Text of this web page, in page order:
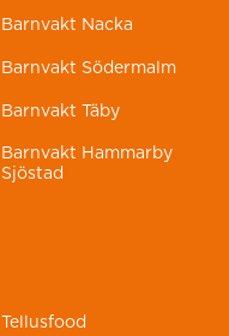
Barnvakt Nacka
Barnvakt Södermalm
Barnvakt Täby
Barnvakt Hammarby
Sjöstad
Tellusfood